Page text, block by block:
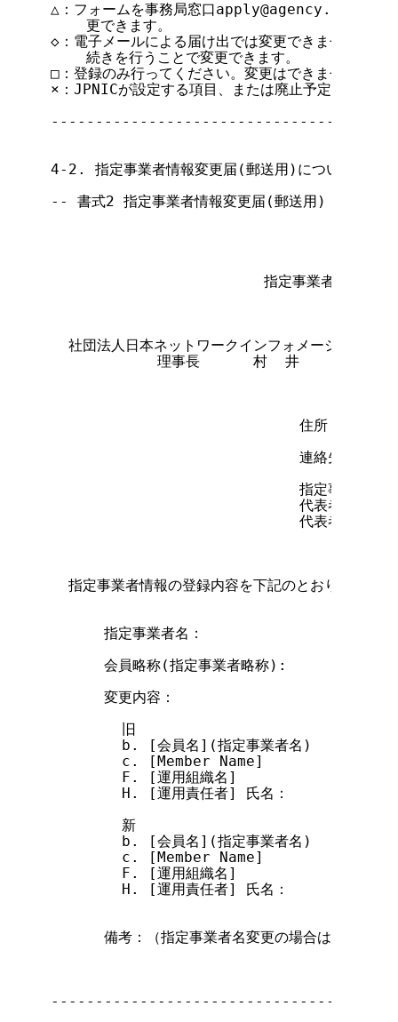
△：フォームを事務局窓口
    更できます。
◇：電子メールによる届け出では変更できません。書
    続きを行うことで変更できます。
□：登録のみ行ってください。変更はできません。
×：JPNICが設定する項目、または廃止予定の項目で
4-2. 指定事業者情報変更届(郵送用)について
-- 書式2 指定事業者情報変更届(郵送
指定事業者情報変更
社団法人日本ネットワークインフォメーションセ
            理事長      村  井     純   殿
                            住所
                            連絡先住所
                            指定事業者名
                            代表者役職
代表者氏名
指定事業者情報の登録内容を下記のとおり変更し
      指定事業者名：
      会員略称(指定事業者略称):
      変更内容：
        旧
        b. [会員名](指定事業者名)
        c. [Member Name]
        F. [運用組織名]
H. [運用責任者] 氏名：
        新
        b. [会員名](指定事業者名)
        c. [Member Name]
        F. [運用組織名]
H. [運用責任者] 氏名：
備考：（指定事業者名変更の場合は理由等説